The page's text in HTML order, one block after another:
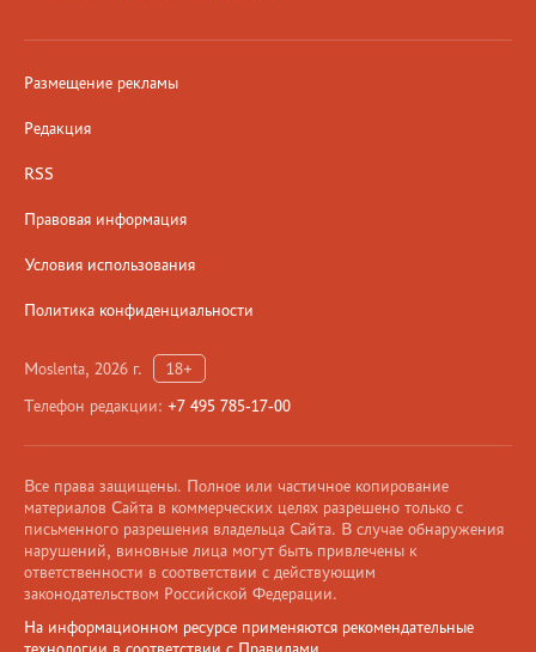
Размещение рекламы
Редакция
RSS
Правовая информация
Условия использования
Политика конфиденциальности
Moslenta, 2026 г.
18+
Телефон редакции: +7 495 785-17-00
Все права защищены. Полное или частичное копирование
материалов Сайта в коммерческих целях разрешено только с
письменного разрешения владельца Сайта. В случае обнаружения
нарушений, виновные лица могут быть привлечены к
ответственности в соответствии с действующим
законодательством Российской Федерации.
На информационном ресурсе применяются рекомендательные